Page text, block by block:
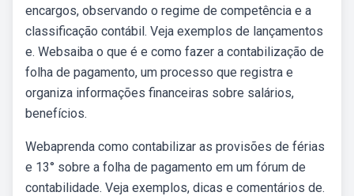
encargos, observando o regime de competência e a
classificação contábil. Veja exemplos de lançamentos
e. Websaiba o que é e como fazer a contabilização de
folha de pagamento, um processo que registra e
organiza informações financeiras sobre salários,
benefícios.
Webaprenda como contabilizar as provisões de férias
e 13° sobre a folha de pagamento em um fórum de
contabilidade. Veja exemplos, dicas e comentários de.